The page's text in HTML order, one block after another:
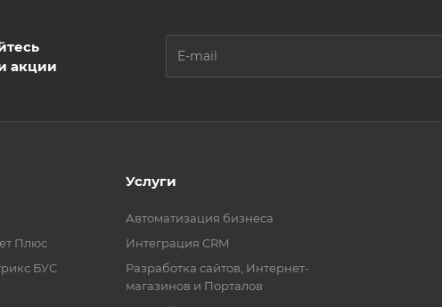
акции
Плюс
БУС
Услуги
Автоматизация бизнеса
Интеграция CRM
Разработка сайтов, Интернет-
магазинов и Порталов